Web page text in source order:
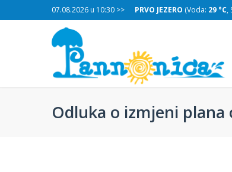
07.08.2026 u 10:30 >>
, Salinitet:32 g/L) PRVO JEZERO (Voda: 29 °C,
Odluka o izmjeni plana